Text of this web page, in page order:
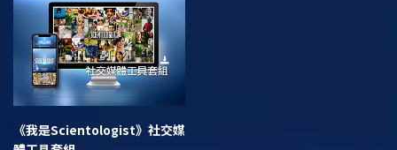
《我是Scientologist》 社交媒